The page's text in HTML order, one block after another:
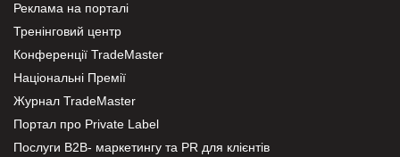
Реклама на порталі
Тренінговий центр
Конференції TradeMaster
Національні Премії
Журнал TradeMaster
Портал про Private Label
Послуги В2В- маркетингу та PR для клієнтів